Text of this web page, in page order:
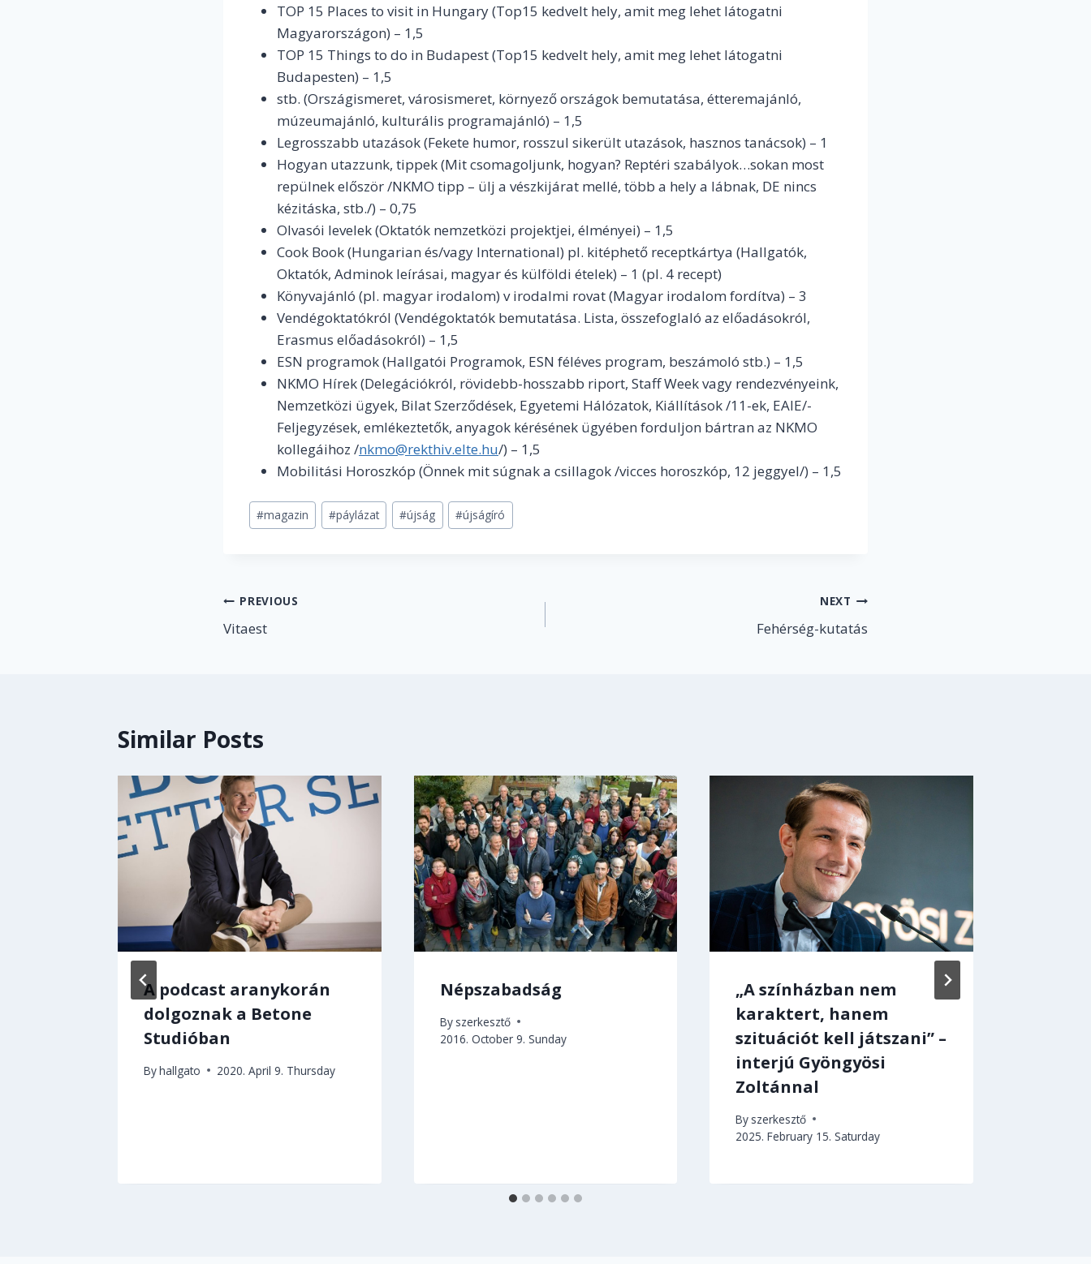
TOP 15 Places to visit in Hungary (Top15 kedvelt hely, amit meg lehet látogatni
Magyarországon) – 1,5
TOP 15 Things to do in Budapest (Top15 kedvelt hely, amit meg lehet látogatni
Budapesten) – 1,5
stb. (Országismeret, városismeret, környező országok bemutatása, étteremajánló,
múzeumajánló, kulturális programajánló) – 1,5
Legrosszabb utazások (Fekete humor, rosszul sikerült utazások, hasznos tanácsok) – 1
Hogyan utazzunk, tippek (Mit csomagoljunk, hogyan? Reptéri szabályok…sokan most
repülnek először /NKMO tipp – ülj a vészkijárat mellé, több a hely a lábnak, DE nincs
kézitáska, stb./) – 0,75
Olvasói levelek (Oktatók nemzetközi projektjei, élményei) – 1,5
Cook Book (Hungarian és/vagy International) pl. kitéphető receptkártya (Hallgatók,
Oktatók, Adminok leírásai, magyar és külföldi ételek) – 1 (pl. 4 recept)
Könyvajánló (pl. magyar irodalom) v irodalmi rovat (Magyar irodalom fordítva) – 3
Vendégoktatókról (Vendégoktatók bemutatása. Lista, összefoglaló az előadásokról,
Erasmus előadásokról) – 1,5
ESN programok (Hallgatói Programok, ESN féléves program, beszámoló stb.) – 1,5
NKMO Hírek (Delegációkról, rövidebb-hosszabb riport, Staff Week vagy rendezvényeink,
Nemzetközi ügyek, Bilat Szerződések, Egyetemi Hálózatok, Kiállítások /11-ek, EAIE/-
Feljegyzések, emlékeztetők, anyagok kérésének ügyében forduljon bártran az NKMO
kollegáihoz /nkmo@rekthiv.elte.hu/) – 1,5
Mobilitási Horoszkóp (Önnek mit súgnak a csillagok /vicces horoszkóp, 12 jeggyel/) – 1,5
Post
Tags:
#magazin #páylázat #újság #újságíró
Post
navigation
PREVIOUS
Vitaest
NEXT
Fehérség-kutatás
Similar Posts
A podcast aranykorán
dolgoznak a Betone
Studióban
Byhallgato 2020. April 9. Thursday
Népszabadság
By szerkesztő
2016. October 9. Sunday
„A színházban nem
karaktert, hanem
szituációt kell játszani” –
interjú Gyöngyösi
Zoltánnal
By szerkesztő
2025. February 15. Saturday